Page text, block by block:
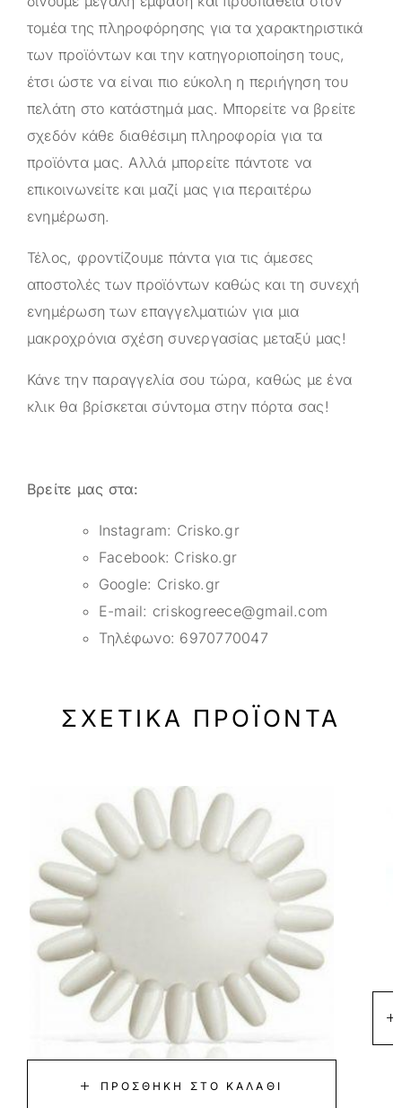
τομέα της πληροφόρησης για τα χαρακτηριστικά
των προϊόντων και την κατηγοριοποίηση τους,
έτσι ώστε να είναι πιο εύκολη η περιήγηση του
πελάτη στο κατάστημά μας. Μπορείτε να βρείτε
σχεδόν κάθε διαθέσιμη πληροφορία για τα
προϊόντα μας. Αλλά μπορείτε πάντοτε να
επικοινωνείτε και μαζί μας για περαιτέρω
ενημέρωση.
Τέλος, φροντίζουμε πάντα για τις άμεσες
αποστολές των προϊόντων καθώς και τη συνεχή
ενημέρωση των επαγγελματιών για μια
μακροχρόνια σχέση συνεργασίας μεταξύ μας!
Κάνε την παραγγελία σου τώρα, καθώς με ένα
κλικ θα βρίσκεται σύντομα στην πόρτα σας!
Βρείτε μας στα:
Instagram: Crisko.gr
Facebook: Crisko.gr
Google: Crisko.gr
E-mail: criskogreece@gmail.com
Τηλέφωνο: 6970770047
ΣΧΕΤΙΚΆ ΠΡΟΪΌΝΤΑ
ΠΡΟΣΘΉΚΗ ΣΤΟ ΚΑΛΆΘΙ